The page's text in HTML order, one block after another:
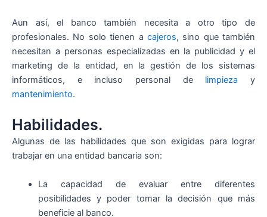
Aun así, el banco también necesita a otro tipo de
profesionales. No solo tienen a cajeros, sino que también
necesitan a personas especializadas en la publicidad y el
marketing de la entidad, en la gestión de los sistemas
informáticos, e incluso personal de limpieza y
mantenimiento.
Habilidades.
Algunas de las habilidades que son exigidas para lograr
trabajar en una entidad bancaria son:
La capacidad de evaluar entre diferentes
posibilidades y poder tomar la decisión que más
beneficie al banco.